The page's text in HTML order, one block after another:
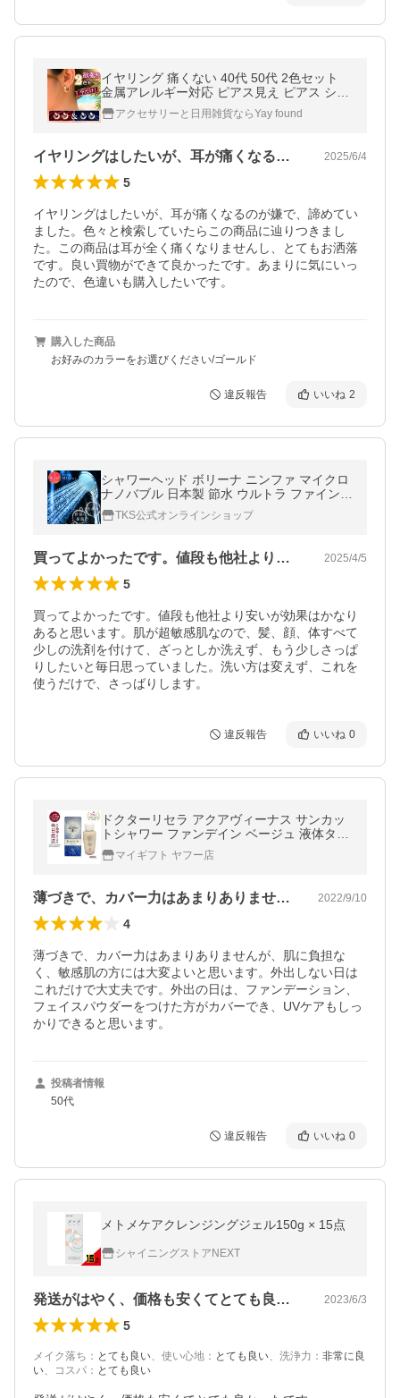
イヤリング 痛くない 40代 50代 2色セット
金属アレルギー対応 ピアス見え ピアス シン
プル 30代 20代 シリコンカバー フープ イヤ
ーカフ ゴールド シルバー
アクセサリーと日用雑貨ならYay found
イヤリングはしたいが、耳が痛くなるのが… 2025/6/4
5
イヤリングはしたいが、耳が痛くなるのが嫌で、諦めてい
ました。色々と検索していたらこの商品に辿りつきまし
た。この商品は耳が全く痛くなりませんし、とてもお洒落
です。良い買物ができて良かったです。あまりに気にいっ
たので、色違いも購入したいです。
購入した商品
お好みのカラーをお選びください/ゴールド
違反報告 いいね 2
シャワーヘッド ボリーナ ニンファ マイクロ
ナノバブル 日本製 節水 ウルトラ ファインバ
ブル 田中金属製作所 保湿 保温 軽量130g Bol
lina Ninfa
TKS公式オンラインショップ
買ってよかったです。値段も他社より安い… 2025/4/5
5
買ってよかったです。値段も他社より安いが効果はかなり
あると思います。肌が超敏感肌なので、髪、顔、体すべて
少しの洗剤を付けて、ざっとしか洗えず、もう少しさっぱ
りしたいと毎日思っていました。洗い方は変えず、これを
使うだけで、さっばりします。
違反報告 いいね 0
ドクターリセラ アクアヴィーナス サンカッ
トシャワー ファンデイン ベージュ 液体タイ
プ 40ml Dr.recella SPF15 PA + +
マイギフト ヤフー店
薄づきで、カバー力はあまりありませんが… 2022/9/10
4
薄づきで、カバー力はあまりありませんが、肌に負担な
く、敏感肌の方には大変よいと思います。外出しない日は
これだけで大丈夫です。外出の日は、ファンデーション、
フェイスパウダーをつけた方がカバーでき、UVケアもしっ
かりできると思います。
投稿者情報
50代
違反報告 いいね 0
メトメケアクレンジングジェル150g × 15点
シャイニングストアNEXT
発送がはやく、価格も安くてとても良かっ… 2023/6/3
5
メイク落ち ： とても良い、 使い心地 ： とても良い、 洗浄力 ： 非常に良
い、 コスパ ： とても良い